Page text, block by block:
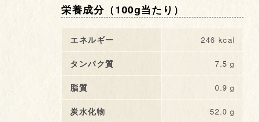
栄養成分（100g当たり）
エネルギー 246 kcal
タンパク質 7.5 g
脂質 0.9 g
炭水化物 52.0 g